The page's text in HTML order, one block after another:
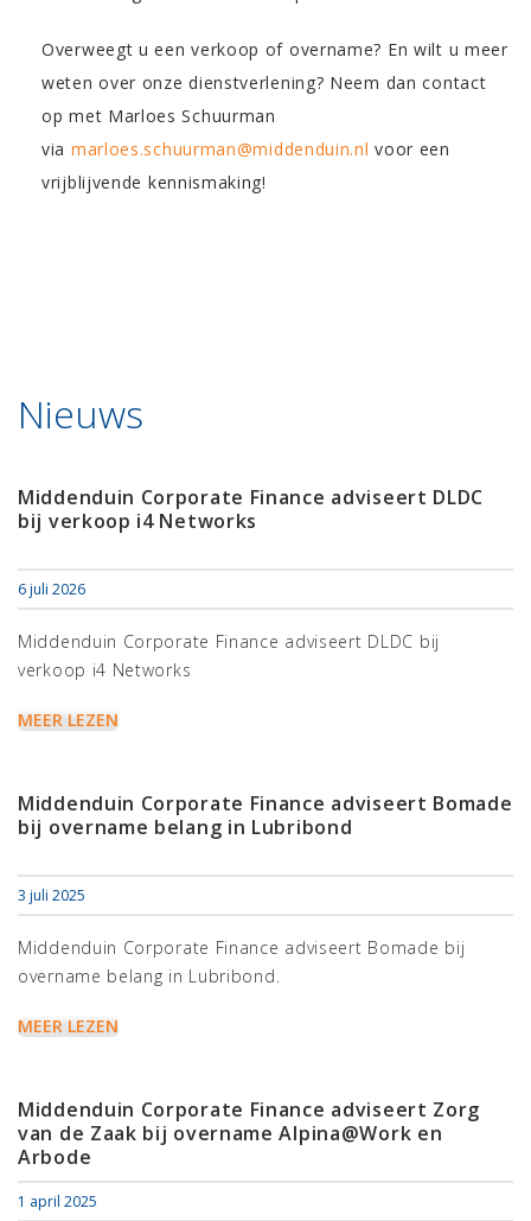
Overweegt u een verkoop of overname? En wilt u meer
weten over onze dienstverlening? Neem dan contact
op met Marloes Schuurman
via marloes.schuurman@middenduin.nl voor een
vrijblijvende kennismaking!
Nieuws
Middenduin Corporate Finance adviseert DLDC
bij verkoop i4 Networks
6 juli 2026
Middenduin Corporate Finance adviseert DLDC bij
verkoop i4 Networks
MEER LEZEN
Middenduin Corporate Finance adviseert Bomade
bij overname belang in Lubribond
3 juli 2025
Middenduin Corporate Finance adviseert Bomade bij
overname belang in Lubribond.
MEER LEZEN
Middenduin Corporate Finance adviseert Zorg
van de Zaak bij overname Alpina@Work en
Arbode
1 april 2025